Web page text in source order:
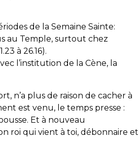
de la Semaine Sainte:
au Temple, surtout chez
à 26.16).
l’institution de la Cène, la
n’a plus de raison de cacher à
est venu, le temps presse :
Et à nouveau
roi qui vient à toi, débonnaire et